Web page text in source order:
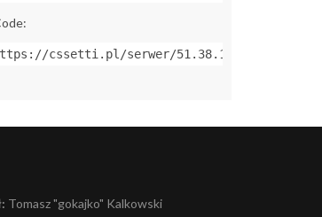
cssetti.pl/serwer/
Tomasz "gokajko" Kalkowski